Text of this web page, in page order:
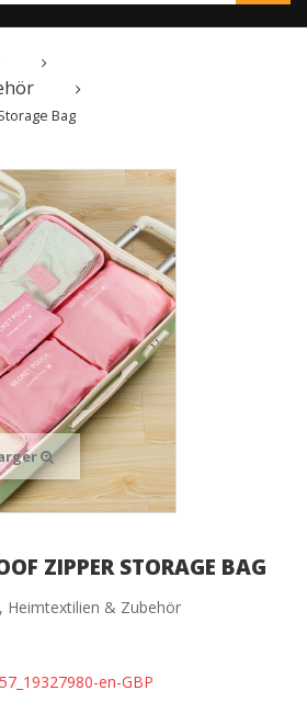
Bag
ZIPPER STORAGE BAG
Heimtextilien & Zubehör
en-GBP